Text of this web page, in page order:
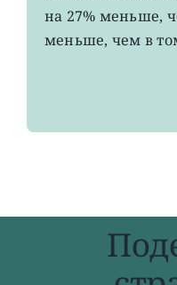
на 27% меньше,
меньше, чем в